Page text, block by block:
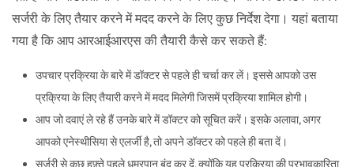
सर्जरी के लिए तैयार करने में मदद करने के लिए कुछ निर्देश देगा। यहां बताया
गया है कि आप आरआईआरएस की तैयारी कैसे कर सकते हैं:
उपचार प्रक्रिया के बारे में डॉक्टर से पहले ही चर्चा कर लें। इससे आपको उस
प्रक्रिया के लिए तैयारी करने में मदद मिलेगी जिसमें प्रक्रिया शामिल होगी।
आप जो दवाएं ले रहे हैं उनके बारे में डॉक्टर को सूचित करें। इसके अलावा, अगर
आपको एनेस्थीसिया से एलर्जी है, तो अपने डॉक्टर को पहले ही बता दें।
सर्जरी से कुछ हफ़्ते पहले धूम्रपान बंद कर दें, क्योंकि यह प्रक्रिया की प्रभावकारिता